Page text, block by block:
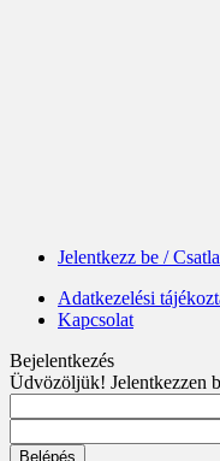
Jelentkezz be /
Adatkezelési
Kapcsolat
Bejelentkezés
Üdvözöljük! Jelentkezzen